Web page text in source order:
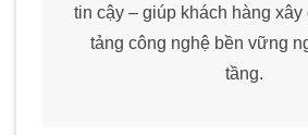
tin cậy – giúp khách hàng
tảng công nghệ bền vững
tầng.